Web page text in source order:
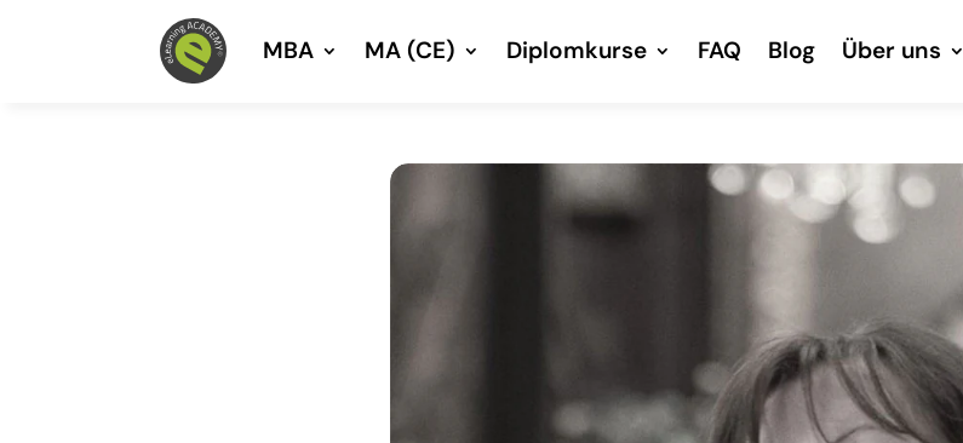
MBA MA (CE) Diplomkurse FAQ Blog Über uns